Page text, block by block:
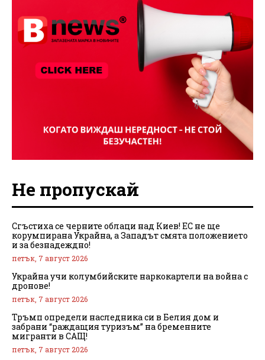
Не пропускай
Сгъстиха се черните облаци над Киев! ЕС не ще
корумпирана Украйна, а Западът смята положението
и за безнадеждно!
петък, 7 август 2026
Украйна учи колумбийските наркокартели на война с
дронове!
петък, 7 август 2026
Тръмп определи наследника си в Белия дом и
забрани “раждащия туризъм” на бременните
мигранти в САЩ!
петък, 7 август 2026